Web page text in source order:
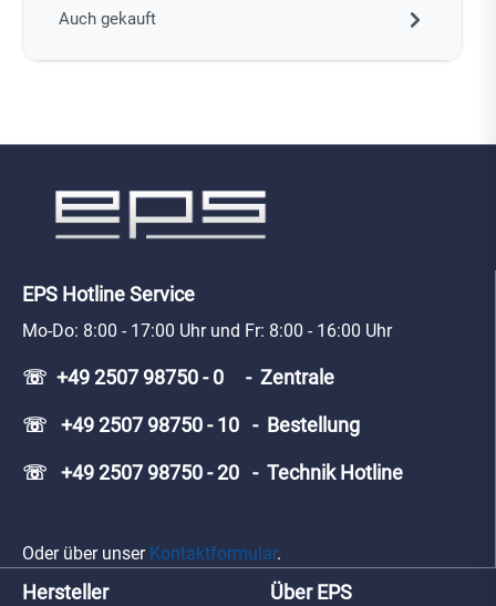
Auch gekauft
EPS Hotline Service
Mo-Do: 8:00 - 17:00 Uhr und Fr: 8:00 - 16:00 Uhr
☏ +49 2507 98750 - 0 - Zentrale
☏ +49 2507 98750 - 10 - Bestellung
☏ +49 2507 98750 - 20 - Technik Hotline
Oder über unser Kontaktformular.
Hersteller Über EPS